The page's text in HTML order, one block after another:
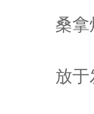
桑
放